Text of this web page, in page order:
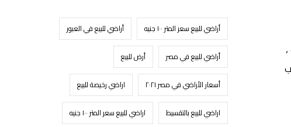
أراضي للبيع سعر المتر ١٠٠ جنيه أراضي للبيع في العبور
أراضي للبيع في مصر أرض للبيع
أسعار الأراضي في مصر ٢٠٢١ اراضي رخيصة للبيع
اراضي للبيع بالتقسيط اراضي للبيع سعر المتر ١٠٠ جنيه